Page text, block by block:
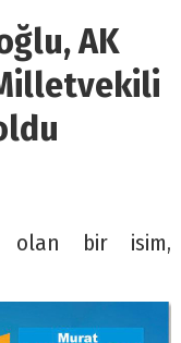
AK
olan bir isim,